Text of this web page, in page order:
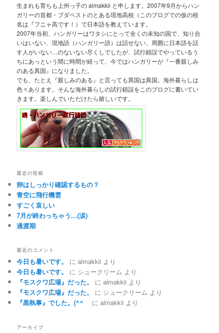
生まれも育ちも上州っ子の almakkii と申します。2007年9月からハン
ガリーの首都・ブダペストのとある現地高校（このブログでの仮の校
名は『フニャ高です！）で日本語を教えています。
2007年当初、ハンガリーはワタシにとって全くの未知の国で、知り合
いはいない、現地語（ハンガリー語）は話せない、周囲に日本語を話
す人がいない…のないない尽くしでしたが、試行錯誤でやっているう
ちにあっという間に時間が経って、今ではハンガリーが『一番親しみ
のある異国』になりました。
でも、たとえ『親しみのある』と言っても異国は異国。海外暮らしは
色々あります。そんな海外暮らしの試行錯誤をこのブログに書いてい
きます。楽しんでいただけたら嬉しいです。
最近の投稿
卵はしっかり確認するもの？
青空に飛行機雲
すごく哀しい
7月が終わっちゃう…(涙)
過渡期
最近のコメント
今日も暑いです。 にalmakkii より
今日も暑いです。
に シュークリーム より
『モスクワ広場』だった。
にalmakkii より
『モスクワ広場』だった。
に シュークリーム より
『黒執事』でした。(^^ゞ
にalmakkii より
アーカイブ